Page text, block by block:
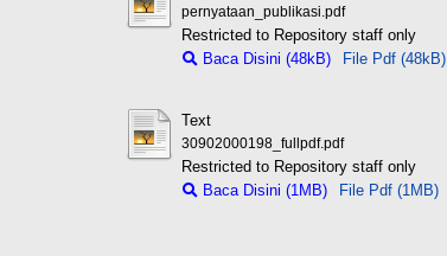
pernyataan_publikasi.pdf
Restricted to Repository staff only
Baca Disini (48kB)
File Pdf (48kB)
Text
30902000198_fullpdf.pdf
Restricted to Repository staff only
Baca Disini (1MB)
File Pdf (1MB)